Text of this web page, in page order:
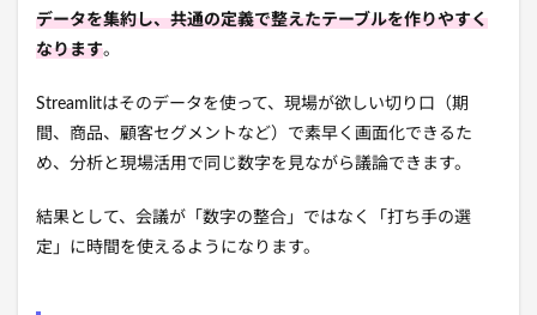
データを集約し、共通の定義で整えたテーブルを作りやすく
なります。
Streamlitはそのデータを使って、現場が欲しい切り口（期
間、商品、顧客セグメントなど）で素早く画面化できるた
め、分析と現場活用で同じ数字を見ながら議論できます。
結果として、会議が「数字の整合」ではなく「打ち手の選
定」に時間を使えるようになります。